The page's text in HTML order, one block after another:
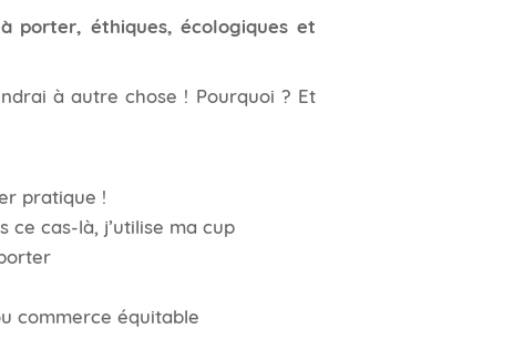
porter, éthiques, écologiques et
à autre chose ! Pourquoi ? Et
pratique !
ce cas-là, j’utilise ma cup
commerce équitable